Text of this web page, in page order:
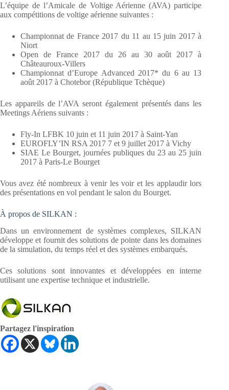
L’équipe de l’Amicale de Voltige Aérienne (AVA) participe
aux compétitions de voltige aérienne suivantes :
Championnat de France 2017 du 11 au 15 juin 2017 à
Niort
Open de France 2017 du 26 au 30 août 2017 à
Châteauroux-Villers
Championnat d’Europe Advanced 2017* du 6 au 13
août 2017 à Chotebor (République Tchèque)
Les appareils de l’AVA seront également présentés dans les
Meetings Aériens suivants :
Fly-In LFBK 10 juin et 11 juin 2017 à Saint-Yan
EUROFLY’IN RSA 2017 7 et 9 juillet 2017 à Vichy
SIAE Le Bourget, journées publiques du 23 au 25 juin
2017 à Paris-Le Bourget
Vous avez été nombreux à venir les voir et les applaudir lors
des présentations en vol pendant le salon du Bourget.
À propos de SILKAN :
Dans un environnement de systèmes complexes, SILKAN
développe et fournit des solutions de pointe dans les domaines
de la simulation, du temps réel et des systèmes embarqués.
Ces solutions sont innovantes et développées en interne
utilisant une expertise technique et industrielle.
Partagez l'inspiration